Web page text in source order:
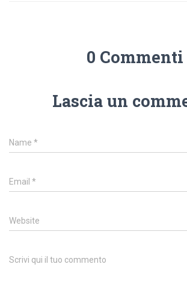
0 Commenti
Lascia un
Name *
Email *
Website
Scrivi qui il tuo commento